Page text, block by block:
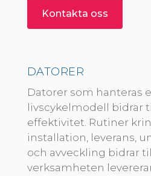
Kontakta oss
DATORER
Datorer som hanteras
livscykelmodell bidrar
effektivitet. Rutiner
installation, leverans,
och avveckling bidrar
verksamheten